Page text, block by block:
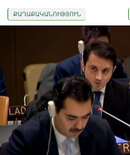
ՔԱՂԱՔԱԿԱՆՈՒԹՅՈՒՆ